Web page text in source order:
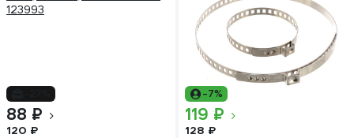
88 ₽
120 ₽
-7%
119 ₽
128 ₽